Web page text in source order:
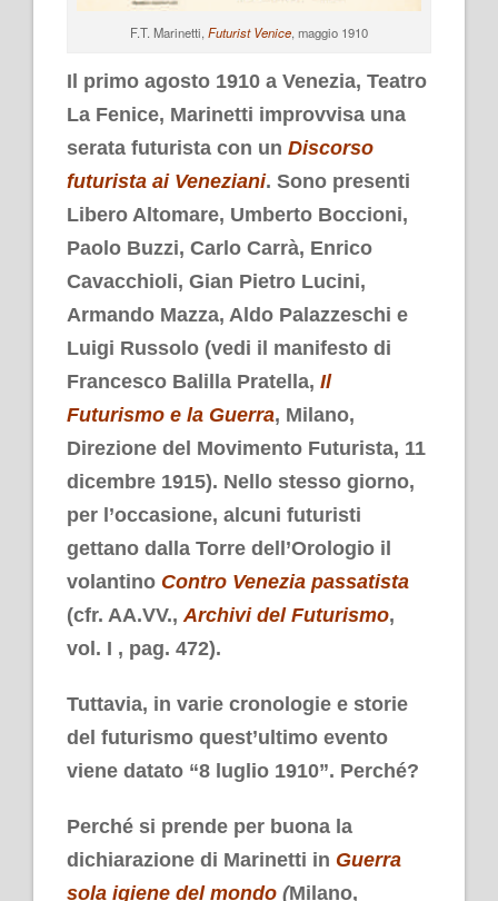
F.T. Marinetti, Futurist Venice, maggio 1910
Il primo agosto 1910 a Venezia, Teatro
La Fenice, Marinetti improvvisa una
serata futurista con un Discorso
futurista ai Veneziani. Sono presenti
Libero Altomare, Umberto Boccioni,
Paolo Buzzi, Carlo Carrà, Enrico
Cavacchioli, Gian Pietro Lucini,
Armando Mazza, Aldo Palazzeschi e
Luigi Russolo (vedi il manifesto di
Francesco Balilla Pratella, Il
Futurismo e la Guerra, Milano,
Direzione del Movimento Futurista, 11
dicembre 1915). Nello stesso giorno,
per l’occasione, alcuni futuristi
gettano dalla Torre dell’Orologio il
volantino Contro Venezia passatista
(cfr. AA.VV., Archivi del Futurismo,
vol. I , pag. 472).
Tuttavia, in varie cronologie e storie
del futurismo quest’ultimo evento
viene datato “8 luglio 1910”. Perché?
Perché si prende per buona la
dichiarazione di Marinetti in Guerra
sola igiene del mondo (Milano,